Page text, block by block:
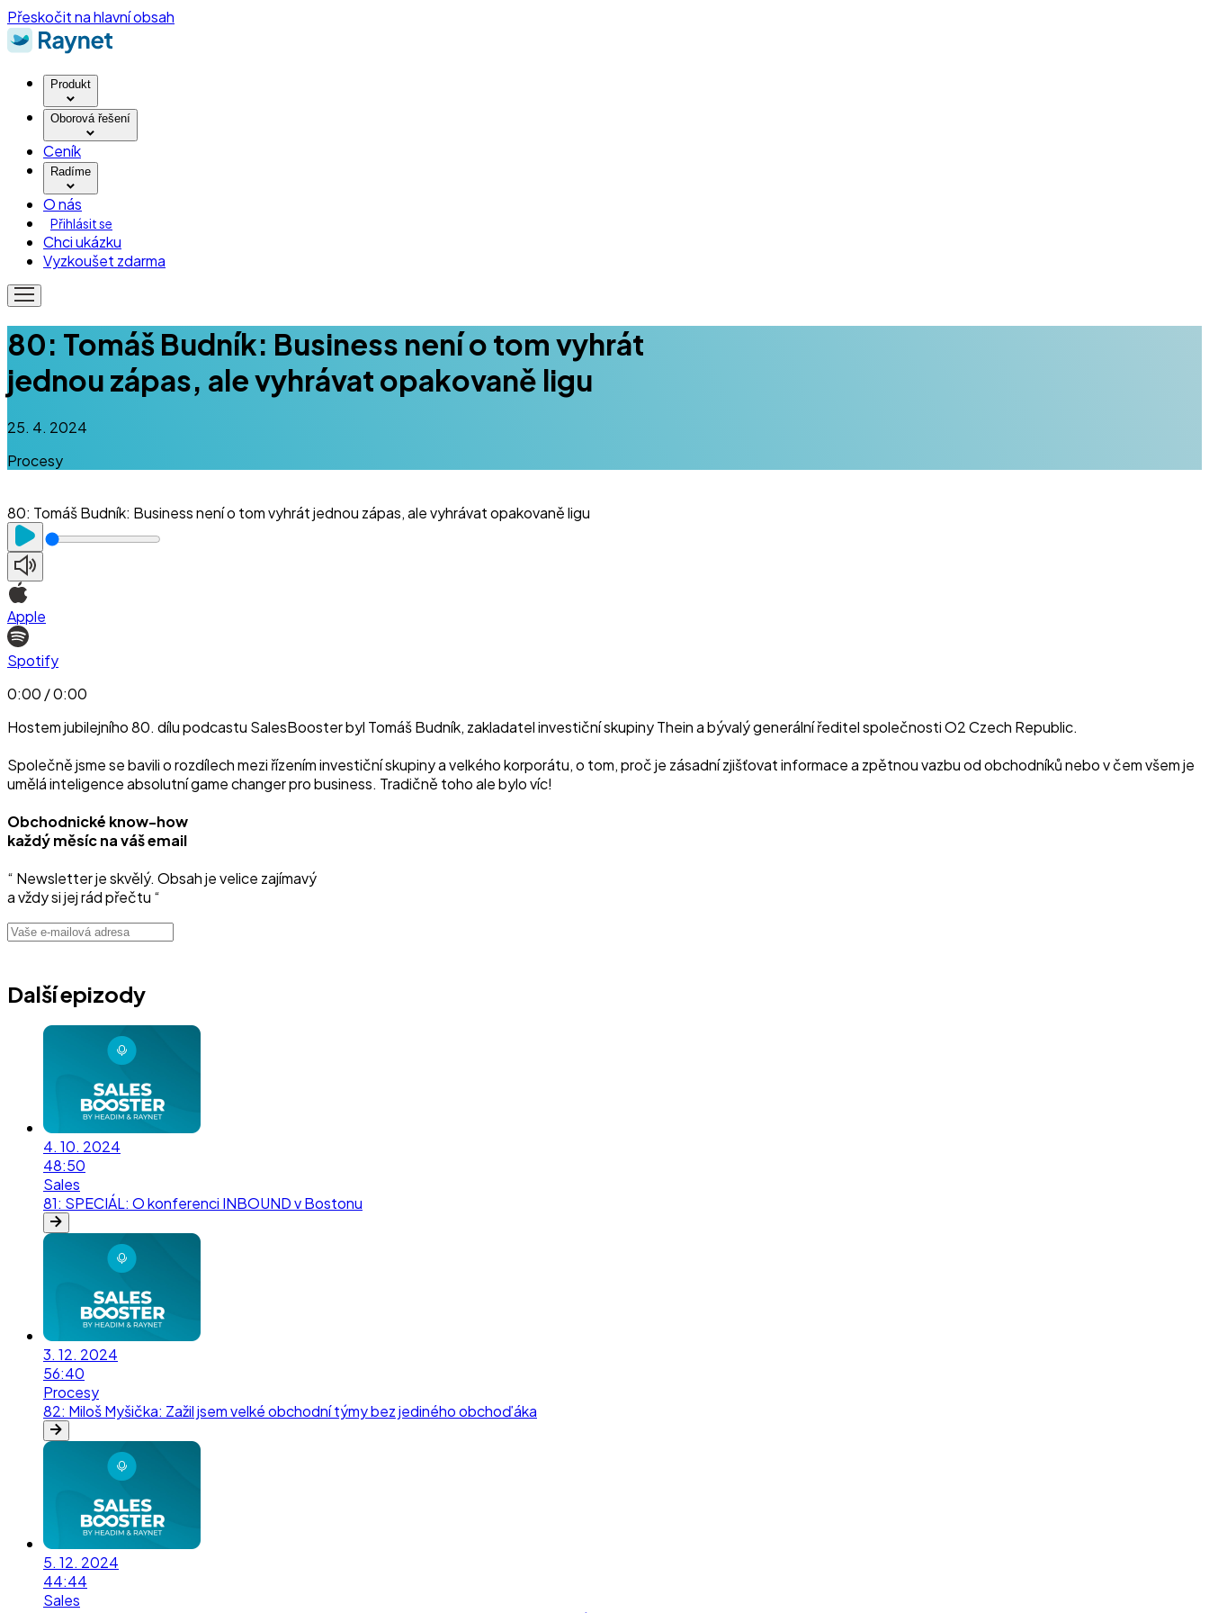
Přeskočit na hlavní obsah
Produkt
Oborová řešení
Ceník
Radíme
O nás
Přihlásit se
Chci ukázku
Vyzkoušet zdarma
80: Tomáš Budník: Business není o tom vyhrát
jednou zápas, ale vyhrávat opakovaně ligu
25. 4. 2024
Procesy
80: Tomáš Budník: Business není o tom vyhrát jednou zápas, ale vyhrávat opakovaně ligu
Apple
Spotify
0:00 / 0:00
Hostem jubilejního 80. dílu podcastu SalesBooster byl Tomáš Budník, zakladatel investiční skupiny Thein a bývalý generální ředitel společnosti O2 Czech Republic.
Společně jsme se bavili o rozdílech mezi řízením investiční skupiny a velkého korporátu, o tom, proč je zásadní zjišťovat informace a zpětnou vazbu od obchodníků nebo v čem všem je
umělá inteligence absolutní game changer pro business. Tradičně toho ale bylo víc!
Obchodnické know-how
každý měsíc na váš email
“ Newsletter je skvělý. Obsah je velice zajímavý
a vždy si jej rád přečtu “
Další epizody
4. 10. 2024
48:50
Sales
81: SPECIÁL: O konferenci INBOUND v Bostonu
3. 12. 2024
56:40
Procesy
82: Miloš Myšička: Zažil jsem velké obchodní týmy bez jediného obchoďáka
5. 12. 2024
44:44
Sales